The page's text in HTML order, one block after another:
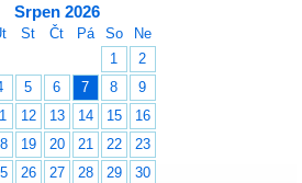
Srpen 2026
St Čt Pá So
Ne
1
2
5 6 7 8
9
12 13 14 15
16
19 20 21 22
23
26 27 28 29
30